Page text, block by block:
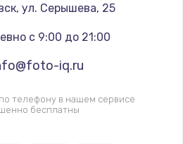
, ул. Серышева, 25
с 9:00 до 21:00
iq.ru
телефону в нашем сервисе
бесплатны